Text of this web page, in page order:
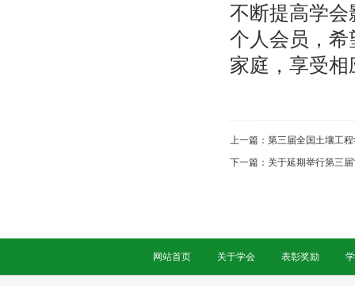
不断提高学
个人会员，
家庭，享受
上一篇： 第三届全国土壤工
下一篇： 关于延期举行第三
网站首页 关于学会 表彰奖励